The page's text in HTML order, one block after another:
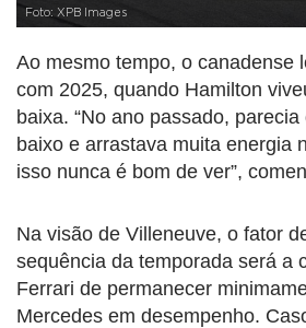
Foto: XPB Images
Ao mesmo tempo, o canadense
com 2025, quando Hamilton
baixa. “No ano passado,
baixo e arrastava muita energia
isso nunca é bom de ver”,
Na visão de Villeneuve, o fator
sequência da temporada será a
Ferrari de permanecer
Mercedes em desempenho.